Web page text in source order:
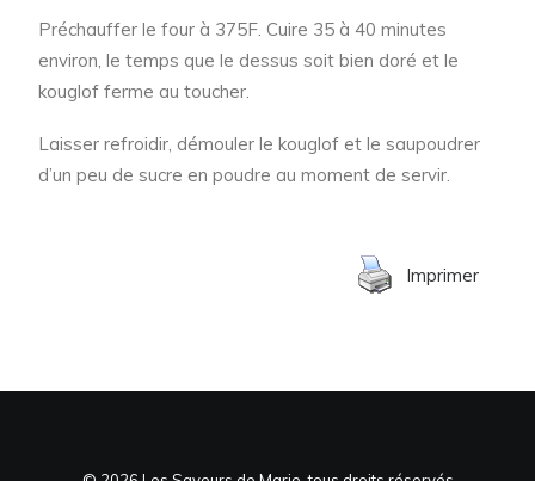
Préchauffer le four à 375F. Cuire 35 à 40 minutes
environ, le temps que le dessus soit bien doré et le
kouglof ferme au toucher.
Laisser refroidir, démouler le kouglof et le saupoudrer
d’un peu de sucre en poudre au moment de servir.
Imprimer